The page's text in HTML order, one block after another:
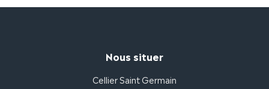
Nous situer
Cellier Saint Germain